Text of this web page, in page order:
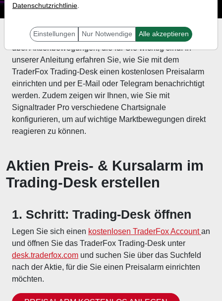
Erhalten Sie einfache und schnelle Benachrichtigungen
über Aktienbewegungen, die für Sie wichtig sind! In
unserer Anleitung erfahren Sie, wie Sie mit dem
TraderFox Trading-Desk einen kostenlosen Preisalarm
einrichten und per E-Mail oder Telegram benachrichtigt
werden. Zudem zeigen wir Ihnen, wie Sie mit
Signaltrader Pro verschiedene Chartsignale
konfigurieren, um auf wichtige Marktbewegungen direkt
reagieren zu können.
Aktien Preis- & Kursalarm im
Trading-Desk erstellen
1. Schritt: Trading-Desk öffnen
Legen Sie sich einen kostenlosen TraderFox Accountan
und öffnen Sie das TraderFox Trading-Desk unter
desk.traderfox.com und suchen Sie über das Suchfeld
nach der Aktie, für die Sie einen Preisalarm einrichten
möchten.
Datenschutzrichtlinie.
Einstellungen Nur Notwendige Alle akzeptieren